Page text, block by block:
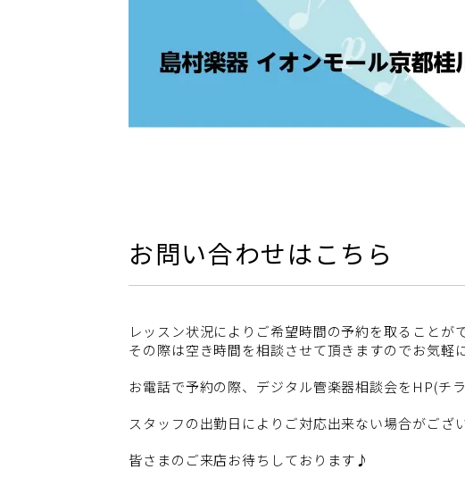
お問い合わせはこちら
レッスン状況によりご希望時間の予約を取ることが
その際は空き時間を相談させて頂きますのでお気軽
お電話で予約の際、デジタル管楽器相談会をHP(チ
スタッフの出勤日によりご対応出来ない場合がござ
皆さまのご来店お待ちしております♪